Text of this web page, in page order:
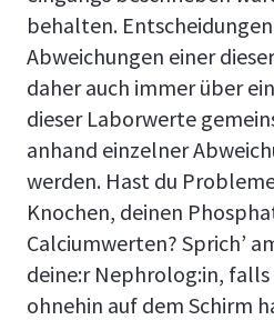
behalten.
Abweichungen einer
daher auch immer über
dieser Laborwerte
anhand einzelner
werden. Hast du
Knochen, deinen
Calciumwerten? Sprich’
deine:r Nephrolog:in, falls
ohnehin auf dem Schirm